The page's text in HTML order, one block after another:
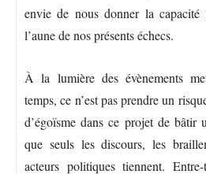
envie de nous donner la capacité
l’aune de nos présents échecs.
À la lumière des évènements
temps, ce n’est pas prendre un
d’égoïsme dans ce projet de bâtir
que seuls les discours, les
acteurs politiques tiennent.